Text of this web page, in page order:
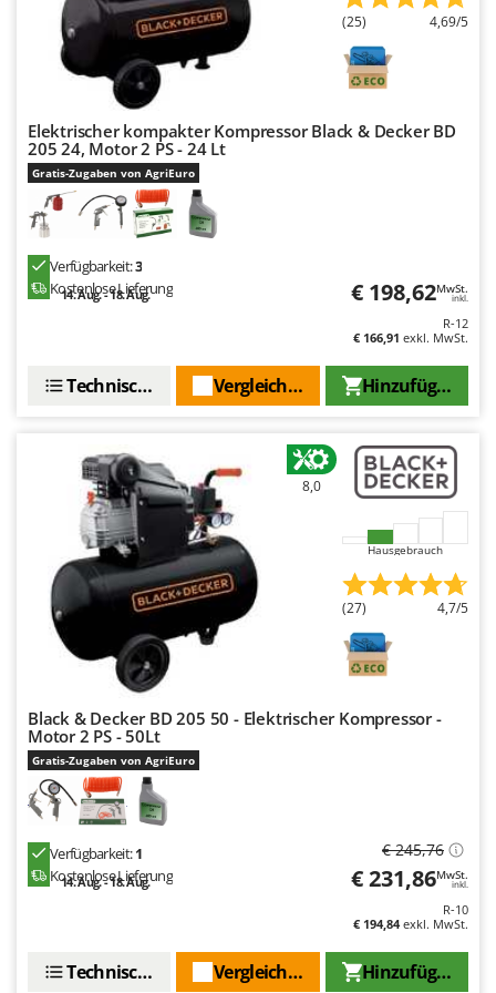
Makita
MAMMAMIA
Marcato
Marina Systems
Master
Mastercook
McCulloch
Michelin
Mockmill
More than chef
MOVA
Mowox
MTD
New O.M.R.A.
Nilfisk
Novatec
Novital
NuAir
NuovaFac
O
Officine Savioli
OMA
(25) 4,69/5
Elektrischer kompakter Kompressor Black & Decker BD
205 24, Motor 2 PS - 24 Lt
Gratis-Zugaben von AgriEuro
Verfügbarkeit:3
Kostenlose Lieferung
14. Aug. - 18. Aug. € 198,62MwSt.
inkl.
R-12
€ 166,91 exkl. MwSt.
Hinzufügen
Vergleichen Sie
Technische Daten
8,0
Hausgebrauch
(27) 4,7/5
Black & Decker BD 205 50 - Elektrischer Kompressor -
Motor 2 PS - 50Lt
Gratis-Zugaben von AgriEuro
Verfügbarkeit:1
Kostenlose Lieferung
14. Aug. - 18. Aug.
€ 245,76
€ 231,86MwSt.
inkl.
R-10
€ 194,84exkl. MwSt.
Hinzufügen
Vergleichen Sie
Technische Daten